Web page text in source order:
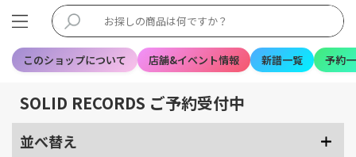
このショップについて 店舗&イベント情報 新譜一覧 予約
SOLID RECORDS ご予約受付中
並べ替え